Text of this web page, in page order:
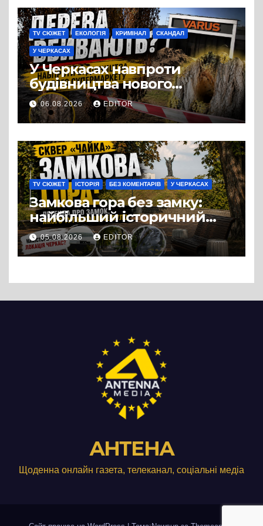
TV СЮЖЕТ ЕКОЛОГІЯ КРИМІНАЛ СКАНДАЛ
У ЧЕРКАСАХ
У Черкасах навпроти
будівництва нового
супермаркету VARUS на
проспекті Перемоги всохли
дерева. І це навряд чи
можна назвати
випадковістю
06.08.2026 EDITOR
TV СЮЖЕТ ІСТОРІЯ БЕЗ КОМЕНТАРІВ У ЧЕРКАСАХ
Замкова гора без замку:
найбільший історичний
міф Черкас
05.08.2026 EDITOR
АНТЕНА
Щоденна онлайн газета, телеканал, соціальні медіа